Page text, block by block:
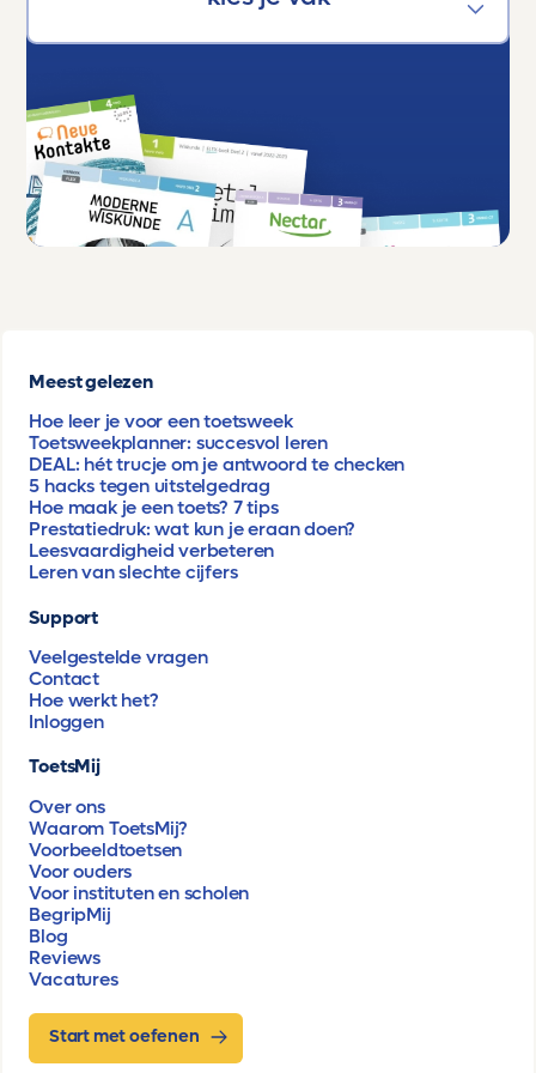
Meest gelezen
Hoe leer je voor een toetsweek
Toetsweekplanner: succesvol leren
DEAL: hét trucje om je antwoord te checken
5 hacks tegen uitstelgedrag
Hoe maak je een toets? 7 tips
Prestatiedruk: wat kun je eraan doen?
Leesvaardigheid verbeteren
Leren van slechte cijfers
Support
Veelgestelde vragen
Contact
Hoe werkt het?
Inloggen
ToetsMij
Over ons
Waarom ToetsMij?
Voorbeeldtoetsen
Voor ouders
Voor instituten en scholen
BegripMij
Blog
Reviews
Vacatures
Start met oefenen